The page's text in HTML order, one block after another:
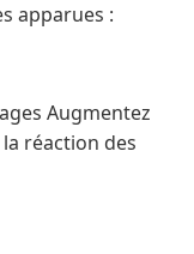
apparues :
Augmentez
réaction des